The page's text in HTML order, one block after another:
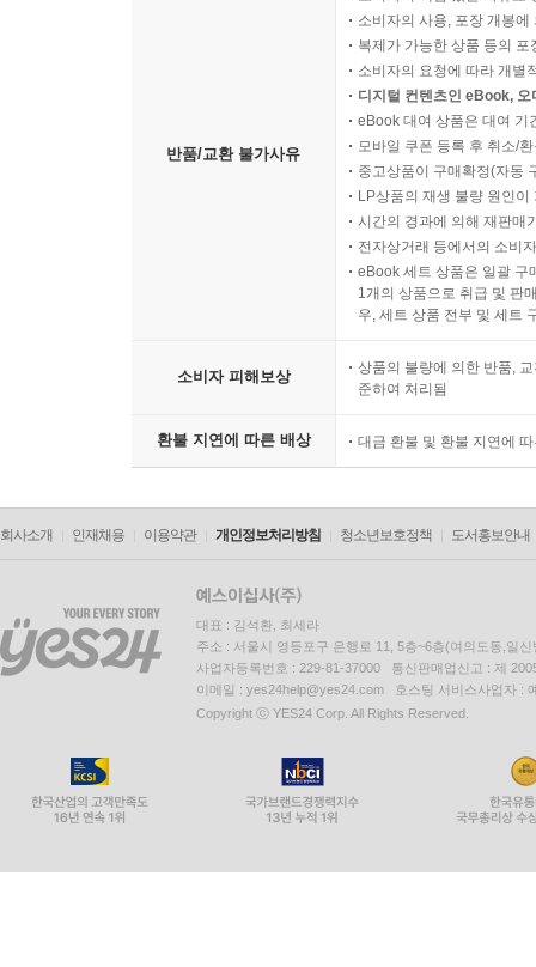
반품/교환 불가사유
소비자의 사용, 포장 개봉
복제가 가능한 상품 등의
소비자의 요청에 따라 개별
디지털 컨텐츠인 eBook,
eBook 대여 상품은 대여 기
모바일 쿠폰 등록 후 취소/
중고상품이 구매확정(자동
LP상품의 재생 불량 원인
시간의 경과에 의해 재판매
전자상거래 등에서의 소비
eBook 세트 상품은 일괄 구
1개의 상품으로 취급 및 판
우, 세트 상품 전부 및 세트
소비자 피해보상
상품의 불량에 의한 반품,
준하여 처리됨
환불 지연에 따른 배상 대금 환불 및 환불 지연에
회사소개 인재채용 이용약관 개인정보처리방침 청소년보호정책 도서홍보안내
대표 : 김석환, 최세라
주소 : 서울시 영등포구 은행로 11, 5층~6층(여의도동,일신
사업자등록번호 : 229-81-37000 통신판매업신고 : 제
이메일 : yes24help@yes24.com 호스팅 서비스사업자 :
Copyright ⓒ YES24 Corp. All Rights Reserved.